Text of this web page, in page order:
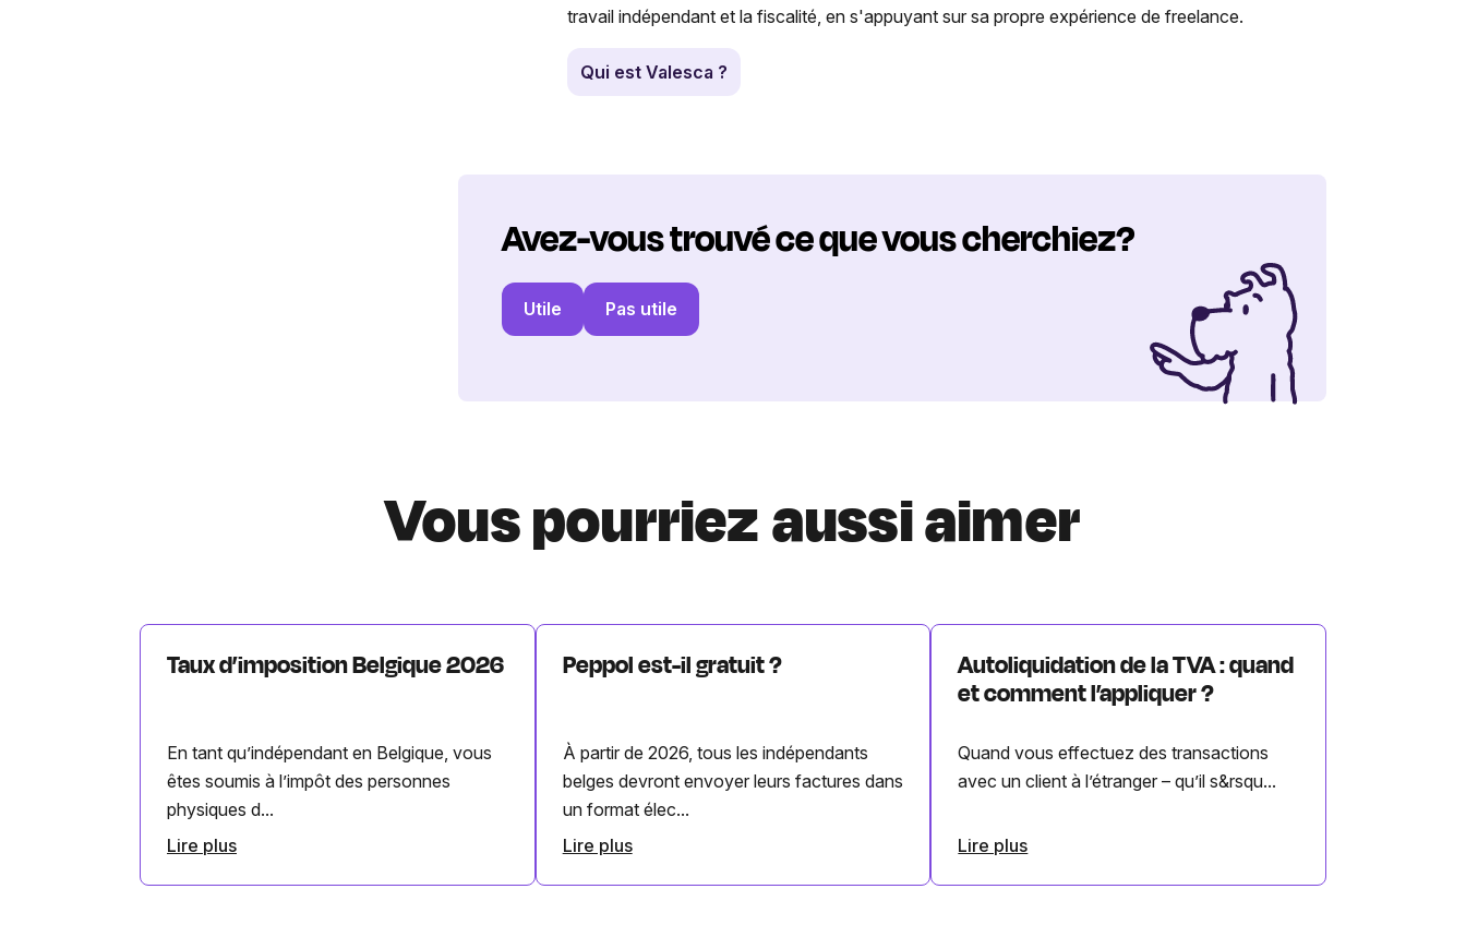
travail indépendant et la fiscalité, en s'appuyant sur sa propre expérience de freelance.
Qui est Valesca ?
Avez-vous trouvé ce que vous cherchiez?
Utile Pas utile
Vous pourriez aussi aimer
Taux d’imposition Belgique 2026
En tant qu’indépendant en Belgique, vous
êtes soumis à l’impôt des personnes
physiques d...
Lire plus
Peppol est-il gratuit ?
À partir de 2026, tous les indépendants
belges devront envoyer leurs factures dans
un format élec...
Lire plus
Autoliquidation de la TVA : quand
et comment l’appliquer ?
Quand vous effectuez des transactions
avec un client à l’étranger – qu’il s&rsqu...
Lire plus